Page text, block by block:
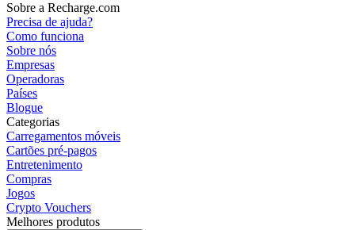
Sobre a Recharge.com
Precisa de ajuda?
Como funciona
Sobre nós
Empresas
Operadoras
Países
Blogue
Categorias
Carregamentos móveis
Cartões pré-pagos
Entretenimento
Compras
Jogos
Crypto Vouchers
Melhores produtos